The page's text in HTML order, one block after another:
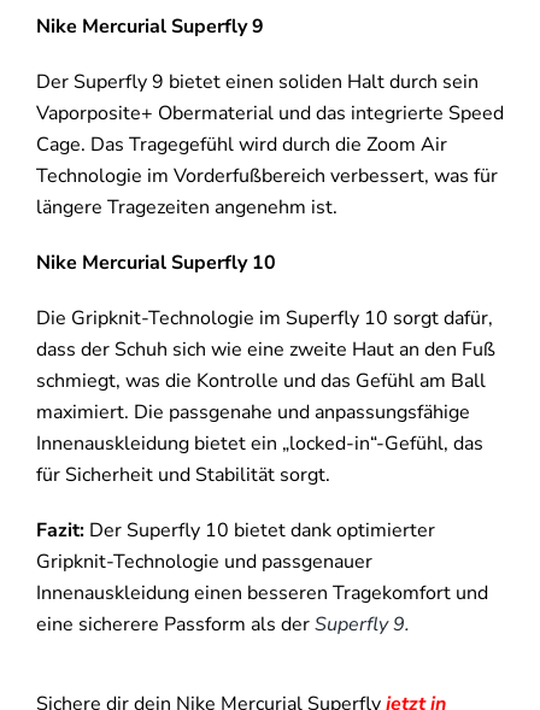
Nike Mercurial Superfly 9
Der Superfly 9 bietet einen soliden Halt durch sein
Vaporposite+ Obermaterial und das integrierte Speed
Cage. Das Tragegefühl wird durch die Zoom Air
Technologie im Vorderfußbereich verbessert, was für
längere Tragezeiten angenehm ist.
Nike Mercurial Superfly 10
Die Gripknit-Technologie im Superfly 10 sorgt dafür,
dass der Schuh sich wie eine zweite Haut an den Fuß
schmiegt, was die Kontrolle und das Gefühl am Ball
maximiert. Die passgenahe und anpassungsfähige
Innenauskleidung bietet ein „locked-in“-Gefühl, das
für Sicherheit und Stabilität sorgt.
Fazit:Der Superfly 10 bietet dank optimierter
Gripknit-Technologie und passgenauer
Innenauskleidung einen besseren Tragekomfort und
eine sicherere Passform als derSuperfly 9.
Sichere dir dein Nike Mercurial Superflyjetzt in